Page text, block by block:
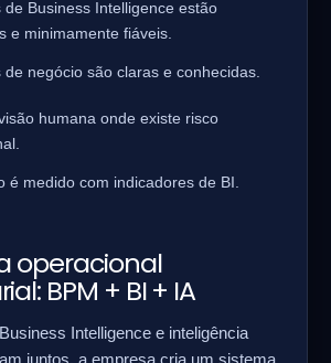
de Business Intelligence estão
e minimamente fiáveis.
de negócio são claras e conhecidas.
humana onde existe risco
é medido com indicadores de BI.
operacional
BPM + BI + IA
Intelligence e inteligência